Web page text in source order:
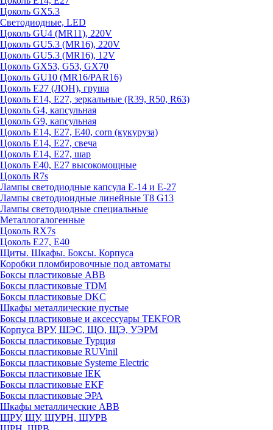
Цоколь GX5.3
Светодиодные, LED
Цоколь GU4 (MR11), 220V
Цоколь GU5.3 (MR16), 220V
Цоколь GU5.3 (MR16), 12V
Цоколь GX53, G53, GX70
Цоколь GU10 (MR16/PAR16)
Цоколь Е27 (ЛОН), груша
Цоколь Е14, Е27, зеркальные (R39, R50, R63)
Цоколь G4, капсульная
Цоколь G9, капсульная
Цоколь Е14, Е27, Е40, corn (кукуруза)
Цоколь Е14, Е27, свеча
Цоколь Е14, Е27, шар
Цоколь Е40, Е27 высокомощные
Цоколь R7s
Лампы светодиодные капсула Е-14 и Е-27
Лампы светодиоидные линейные T8 G13
Лампы светодиодные специальные
Металлогалогенные
Цоколь RX7s
Цоколь Е27, E40
Щиты. Шкафы. Боксы. Корпуса
Коробки пломбировочные под автоматы
Боксы пластиковые ABB
Боксы пластиковые TDM
Боксы пластиковые DKC
Шкафы металлические пустые
Боксы пластиковые и аксессуары TEKFOR
Корпуса ВРУ, ШЭС, ЩО, ЩЭ, УЭРМ
Боксы пластиковые Турция
Боксы пластиковые RUVinil
Боксы пластиковые Systeme Electric
Боксы пластиковые IEK
Боксы пластиковые EKF
Боксы пластиковые ЭРА
Шкафы металлические ABB
ЩРУ, ЩУ, ЩУРН, ЩУРВ